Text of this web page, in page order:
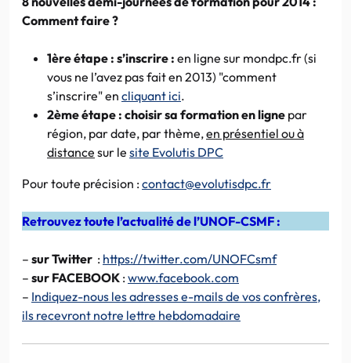
Comment faire ?
1ère étape : s’inscrire : en ligne sur mondpc.fr (si
vous ne l’avez pas fait en 2013) "comment
s’inscrire" en cliquant ici.
2ème étape : choisir sa formation en ligne par
région, par date, par thème,en présentiel ou à
distance sur le site Evolutis DPC
Pour toute précision :contact@evolutisdpc.fr
Retrouvez toute l’actualité de l’UNOF-CSMF :
– sur Twitter : https://twitter.com/UNOFCsmf
– sur FACEBOOK :www.facebook.com
– Indiquez-nous les adresses e-mails de vos confrères,
ils recevront notre lettre hebdomadaire